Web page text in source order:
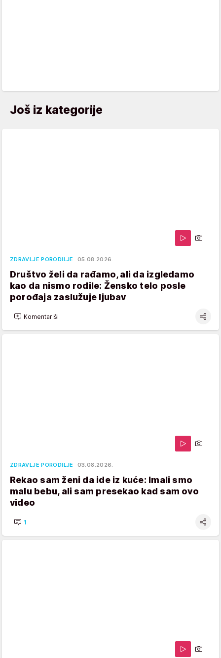
Još iz kategorije
ZDRAVLJE PORODILJE 05.08.2026.
Društvo želi da rađamo, ali da izgledamo
kao da nismo rodile: Žensko telo posle
porođaja zaslužuje ljubav
Komentariši
ZDRAVLJE PORODILJE 03.08.2026.
Rekao sam ženi da ide iz kuće: Imali smo
malu bebu, ali sam presekao kad sam ovo
video
1